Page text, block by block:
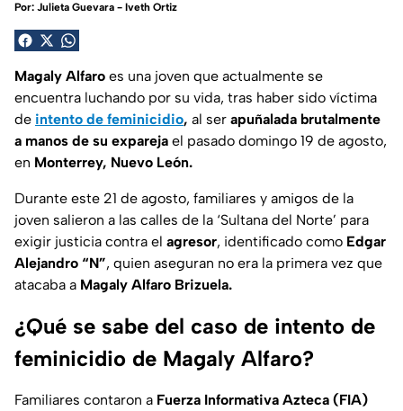
Por: Julieta Guevara - Iveth Ortiz
Magaly Alfaro es una joven que actualmente se
encuentra luchando por su vida, tras haber sido víctima
de intento de feminicidio, al ser apuñalada brutalmente
a manos de su expareja el pasado domingo 19 de agosto,
en Monterrey, Nuevo León.
Durante este 21 de agosto, familiares y amigos de la
joven salieron a las calles de la ‘Sultana del Norte’ para
exigir justicia contra el agresor, identificado como Edgar
Alejandro “N”, quien aseguran no era la primera vez que
atacaba a Magaly Alfaro Brizuela.
¿Qué se sabe del caso de intento de
feminicidio de Magaly Alfaro?
Familiares contaron a Fuerza Informativa Azteca (FIA)